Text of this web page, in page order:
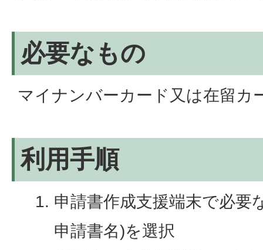
必要なもの
マイナンバーカード又は在留カ
利用手順
申請書作成支援端末で必要
申請書名)を選択